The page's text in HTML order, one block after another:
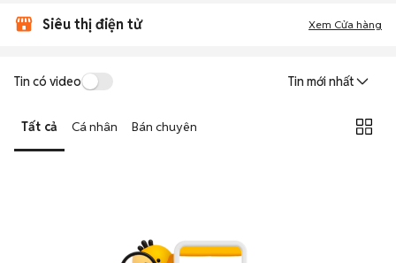
Siêu thị điện tử Xem Cửa hàng
Tin có video Tin mới nhất
Tất cả Cá nhân Bán chuyên